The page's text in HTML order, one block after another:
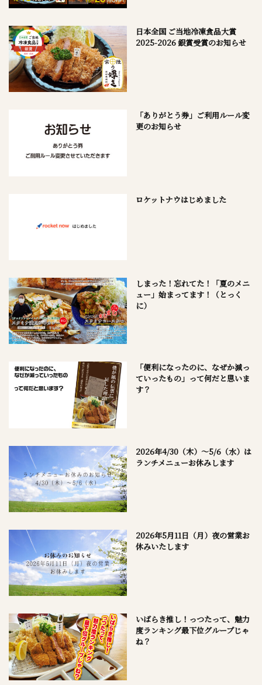
日本全国 ご当地冷凍食品大賞
2025-2026 銀賞受賞のお知らせ
「ありがとう券」ご利用ルール変
更のお知らせ
ロケットナウはじめました
しまった！忘れてた！「夏のメニ
ュー」始まってます！（とっく
に）
「便利になったのに、なぜか減っ
ていったもの」って何だと思いま
す？
2026年4/30（木）～5/6（水）は
ランチメニューお休みします
2026年5月11日（月）夜の営業お
休みいたします
いばらき推し！っつたって、魅力
度ランキング最下位グループじゃ
ね？